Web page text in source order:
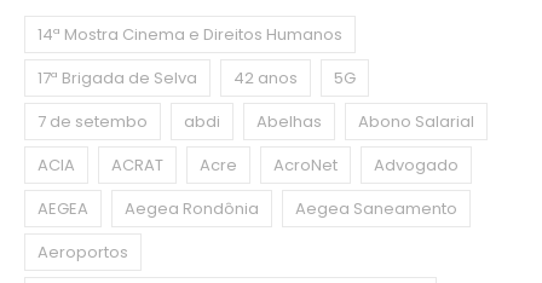
14ª Mostra Cinema e Direitos Humanos
17ª Brigada de Selva
42 anos
5G
7 de setembo
abdi Abelhas
Abono Salarial
ACIA
ACRAT Acre AcroNet
Advogado
AEGEA
Aegea Rondônia
Aegea Saneamento
Aeroportos